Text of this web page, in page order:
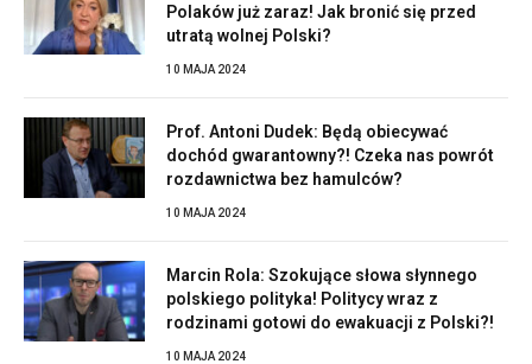
Polaków już zaraz! Jak bronić się przed
utratą wolnej Polski?
10 MAJA 2024
Prof. Antoni Dudek: Będą obiecywać
dochód gwarantowny?! Czeka nas powrót
rozdawnictwa bez hamulców?
10 MAJA 2024
Marcin Rola: Szokujące słowa słynnego
polskiego polityka! Politycy wraz z
rodzinami gotowi do ewakuacji z Polski?!
10 MAJA 2024